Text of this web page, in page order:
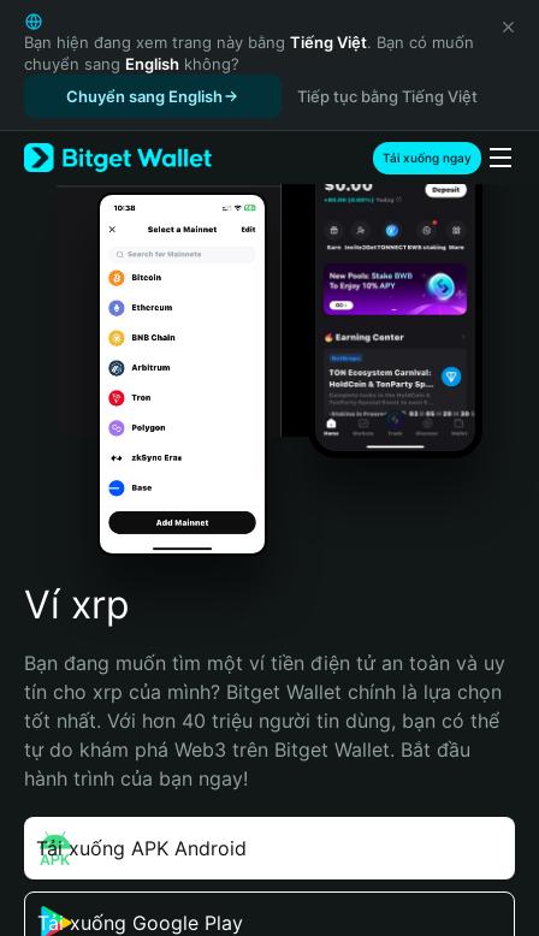
English
日本語
Tiếng Việt
Русский
Español (Latinoamérica)
Türkçe
Italiano
Português (Portugal)
Bahasa Indonesia
Português (Brasil)
Español (Argentina)
Bạn hiện đang xem trang này bằng Tiếng Việt. Bạn có muốn
chuyển sang English không?
Chuyển sang English
Tiếp tục bằng Tiếng Việt
Tải xuống ngay
Ví xrp
Bạn đang muốn tìm một ví tiền điện tử an toàn và uy
tín cho xrp của mình? Bitget Wallet chính là lựa chọn
tốt nhất. Với hơn 40 triệu người tin dùng, bạn có thể
tự do khám phá Web3 trên Bitget Wallet. Bắt đầu
hành trình của bạn ngay!
Tải xuống APK Android
Tải xuống Google Play